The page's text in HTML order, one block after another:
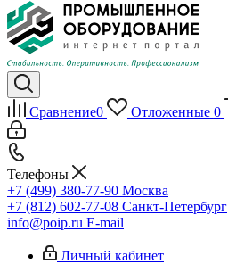
Сравнение0 Отложенные 0
Телефоны
+7 (499) 380-77-90 Москва
+7 (812) 602-77-08 Санкт-Петербург
info@poip.ru E-mail
Личный кабинет